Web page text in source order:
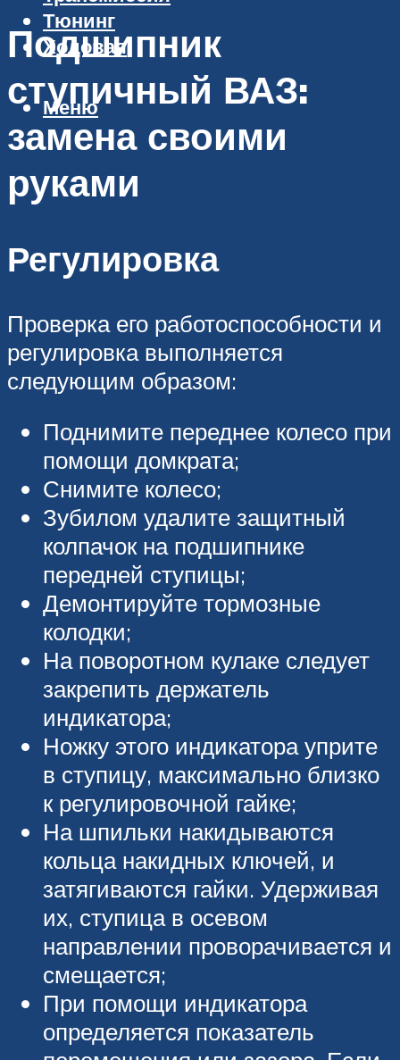
Тюнинг
Ходовая
Меню
Подшипник
ступичный ВАЗ:
замена своими
руками
Регулировка
Проверка его работоспособности и
регулировка выполняется
следующим образом:
Поднимите переднее колесо при
помощи домкрата;
Снимите колесо;
Зубилом удалите защитный
колпачок на подшипнике
передней ступицы;
Демонтируйте тормозные
колодки;
На поворотном кулаке следует
закрепить держатель
индикатора;
Ножку этого индикатора уприте
в ступицу, максимально близко
к регулировочной гайке;
На шпильки накидываются
кольца накидных ключей, и
затягиваются гайки. Удерживая
их, ступица в осевом
направлении проворачивается и
смещается;
При помощи индикатора
определяется показатель